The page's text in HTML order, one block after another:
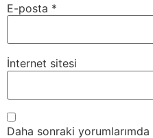
E-posta *
İnternet sitesi
Daha sonraki yorumlarımda